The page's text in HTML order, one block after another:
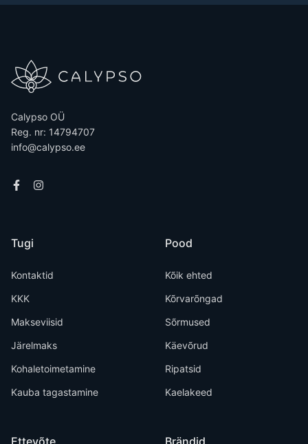
Calypso OÜ
Reg. nr: 14794707
info@calypso.ee
Tugi
Kontaktid
KKK
Makseviisid
Järelmaks
Kohaletoimetamine
Kauba tagastamine
Ettevõte
Pood
Kõik ehted
Kõrvarõngad
Sõrmused
Käevõrud
Ripatsid
Kaelakeed
Brändid